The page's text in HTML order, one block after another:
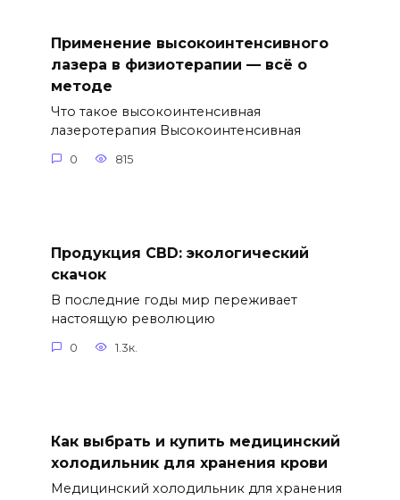
Применение высокоинтенсивного
лазера в физиотерапии — всё о
методе
Что такое высокоинтенсивная
лазеротерапия Высокоинтенсивная
0 815
Продукция CBD: экологический
скачок
В последние годы мир переживает
настоящую революцию
0 1.3к.
Как выбрать и купить медицинский
холодильник для хранения крови
Медицинский холодильник для хранения